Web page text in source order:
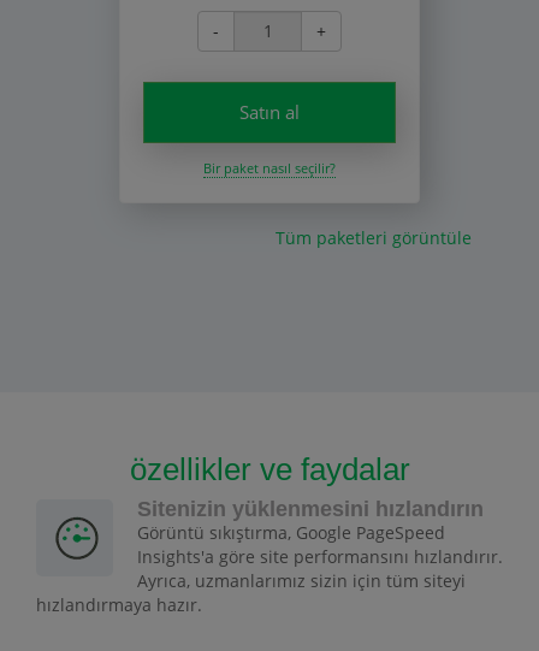
- +
Satın al
Bir paket nasıl seçilir?
Tüm paketleri görüntüle
özellikler ve faydalar
Sitenizin yüklenmesini hızlandırın
Görüntü sıkıştırma, Google PageSpeed
Insights'a göre site performansını hızlandırır.
Ayrıca, uzmanlarımız sizin için tüm siteyi
hızlandırmaya hazır.